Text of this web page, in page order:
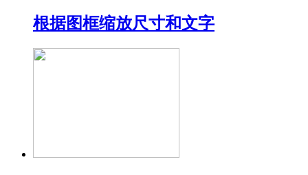
根据图框缩放尺寸和文字